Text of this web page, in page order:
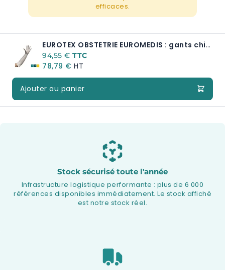
efficaces.
EUROTEX OBSTETRIE EUROMEDIS : gants chirurgicaux stériles latex 480 mm
A partir de:
94,55 €
78,79 €
Ajouter au panier
Stock sécurisé toute l'année
Infrastructure logistique performante : plus de 6 000
références disponibles immédiatement. Le stock affiché
est notre stock réel.